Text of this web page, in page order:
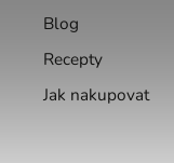
Blog
Recepty
Jak nakupovat